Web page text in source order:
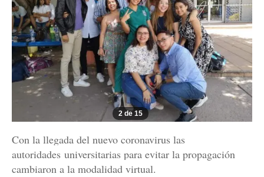
2 de 15
Con la llegada del nuevo coronavirus las
autoridades universitarias para evitar la propagación
cambiaron a la modalidad virtual.